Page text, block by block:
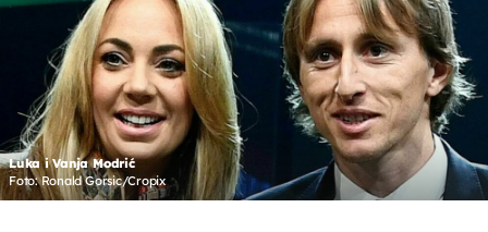
Luka i Vanja Modrić
Foto: Ronald Gorsic/Cropix